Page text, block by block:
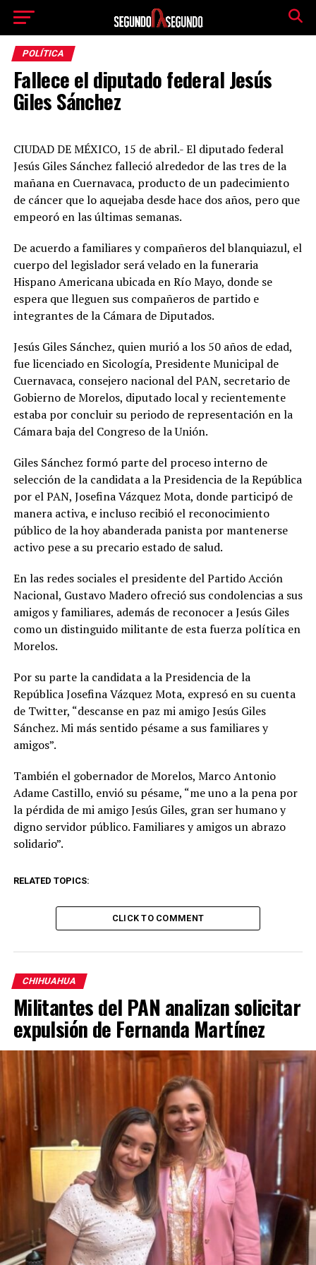
POLÍTICA
Fallece el diputado federal Jesús
Giles Sánchez
CIUDAD DE MÉXICO, 15 de abril.- El diputado federal
Jesús Giles Sánchez falleció alrededor de las tres de la
mañana en Cuernavaca, producto de un padecimiento
de cáncer que lo aquejaba desde hace dos años, pero que
empeoró en las últimas semanas.
De acuerdo a familiares y compañeros del blanquiazul, el
cuerpo del legislador será velado en la funeraria
Hispano Americana ubicada en Río Mayo, donde se
espera que lleguen sus compañeros de partido e
integrantes de la Cámara de Diputados.
Jesús Giles Sánchez, quien murió a los 50 años de edad,
fue licenciado en Sicología, Presidente Municipal de
Cuernavaca, consejero nacional del PAN, secretario de
Gobierno de Morelos, diputado local y recientemente
estaba por concluir su periodo de representación en la
Cámara baja del Congreso de la Unión.
Giles Sánchez formó parte del proceso interno de
selección de la candidata a la Presidencia de la República
por el PAN, Josefina Vázquez Mota, donde participó de
manera activa, e incluso recibió el reconocimiento
público de la hoy abanderada panista por mantenerse
activo pese a su precario estado de salud.
En las redes sociales el presidente del Partido Acción
Nacional, Gustavo Madero ofreció sus condolencias a sus
amigos y familiares, además de reconocer a Jesús Giles
como un distinguido militante de esta fuerza política en
Morelos.
Por su parte la candidata a la Presidencia de la
República Josefina Vázquez Mota, expresó en su cuenta
de Twitter, “descanse en paz mi amigo Jesús Giles
Sánchez. Mi más sentido pésame a sus familiares y
amigos”.
También el gobernador de Morelos, Marco Antonio
Adame Castillo, envió su pésame, “me uno a la pena por
la pérdida de mi amigo Jesús Giles, gran ser humano y
digno servidor público. Familiares y amigos un abrazo
solidario”.
RELATED TOPICS:
CLICK TO COMMENT
CHIHUAHUA
Militantes del PAN analizan solicitar
expulsión de Fernanda Martínez